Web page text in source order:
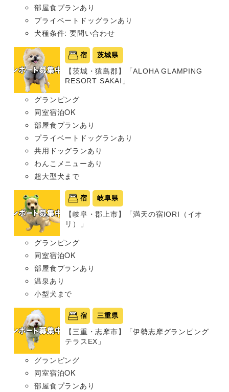
部屋食プランあり
プライベートドッグランあり
犬種条件: 要問い合わせ
宿 茨城県
【茨城・猿島郡】「ALOHA GLAMPING
RESORT SAKAI」
グランピング
同室宿泊OK
部屋食プランあり
プライベートドッグランあり
共用ドッグランあり
わんこメニューあり
超大型犬まで
宿 岐阜県
【岐阜・郡上市】「満天の宿IORI（イオ
リ）」
グランピング
同室宿泊OK
部屋食プランあり
温泉あり
小型犬まで
宿 三重県
【三重・志摩市】「伊勢志摩グランピング
テラスEX」
グランピング
同室宿泊OK
部屋食プランあり